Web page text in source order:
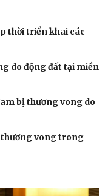
thời triển khai các
do động đất tại miền
bị thương vong do
thương vong trong